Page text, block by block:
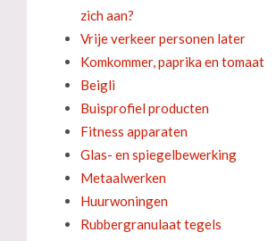
zich aan?
Vrije verkeer personen later
Komkommer, paprika en tomaat
Beigli
Buisprofiel producten
Fitness apparaten
Glas- en spiegelbewerking
Metaalwerken
Huurwoningen
Rubbergranulaat tegels